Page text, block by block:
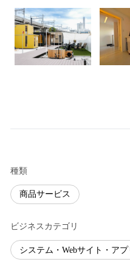
種類
商品サービス
ビジネスカテゴリ
システム・Webサイト・ア